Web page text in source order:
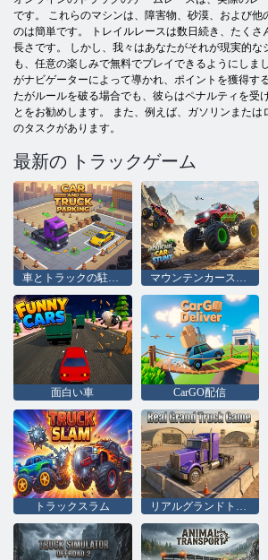
です。 これらのマシンは、障害物、砂漠、および他
のは簡単です。 トレイルレースは数日続き、たくさ
長さです。 しかし、我々はあなたがそれが現実的な
も、任意の楽しみで無料でプレイできるようにしま
がナビゲーターによって導かれ、ポイントを獲得す
たがルールを破る場合でも、彼らはペナルティを受
とをお勧めします。 また、例えば、ガソリンまたは
のタスクがあります。
最新の トラックゲーム
車とトラックの駐車場 マウンテンカースタント
面白い車 CarGO配信
トラックスラム リアルグランドトラックゲーム